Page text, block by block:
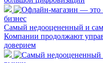
бизнес
Самый недооцененный и
Компании продолжают
доверием